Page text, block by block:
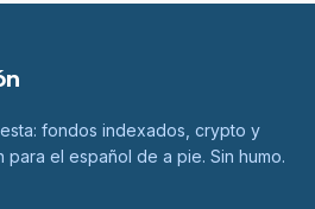
fondos indexados, crypto y
para el español de a pie. Sin humo.